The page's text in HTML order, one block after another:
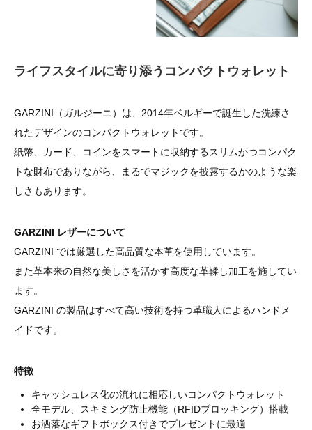
ライフスタイルに寄り添うコンパクトウォレット
GARZINI（ガルジーニ）は、2014年ベルギーで誕生した洗練さ
れたデザインのコンパクトウォレットです。
紙幣、カード、コインをスマートに収納するスリムかつコンパク
トな財布でありながら、まるでマジックを披露するかのような楽
しさもあります。
GARZINI レザーについて
GARZINI では厳選した高品質な本革を使用しています。
また革本来の自然な美しさを活かす高度な革鞣し加工を施してい
ます。
GARZINI の製品はすべて高い技術を持つ革職人によるハンドメ
イドです。
特徴
キャッシュレス化の流れに相応しいコンパクトウォレット
全モデル、スキミング防止機能（RFIDブロッキング）搭載
お洒落なギフトボックス付きでプレゼントに最適